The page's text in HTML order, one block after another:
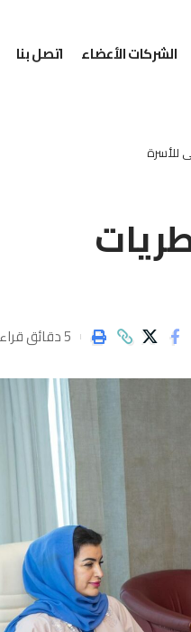
الشركات الأعضاء اتصل بنا
للأسرة
5 دقائق قراءة